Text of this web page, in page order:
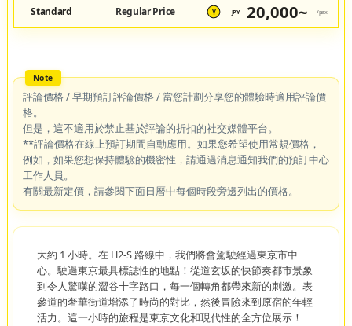
Standard Regular Price ¥ JPY 20,000~ /pax
評論價格 / 早期預訂評論價格 / 當您計劃分享您的體驗時適用評論價
格。
但是，這不適用於禁止基於評論的折扣的社交媒體平台。
**評論價格在線上預訂期間自動應用。如果您希望使用常規價格，
例如，如果您想保持體驗的機密性，請通過消息通知我們的預訂中心
工作人員。
有關最新定價，請參閱下面日曆中每個時段旁邊列出的價格。
大約 1 小時。在 H2-S 路線中，我們將會駕駛經過東京市中
心。駛過東京最具標誌性的地點！從道玄坂的快節奏都市景象
到令人驚嘆的澀谷十字路口，每一個轉角都帶來新的刺激。表
參道的奢華街道增添了時尚的對比，然後冒險來到原宿的年輕
活力。這一小時的旅程是東京文化和現代性的全方位展示！